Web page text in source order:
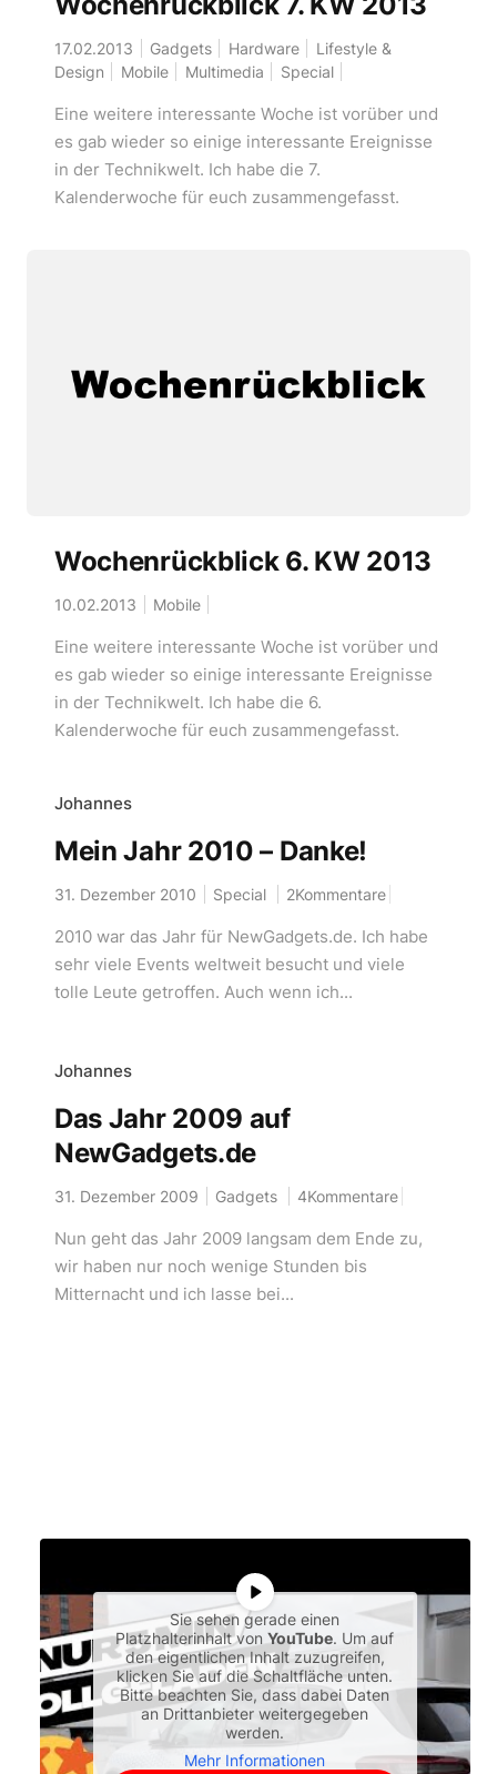
17.02.2013 Gadgets Hardware
Lifestyle &
Design
Mobile Multimedia Special
Eine weitere interessante Woche ist vorüber und
es gab wieder so einige interessante Ereignisse
in der Technikwelt. Ich habe die 7.
Kalenderwoche für euch zusammengefasst.
Wochenrückblick 6. KW 2013
10.02.2013 Mobile
Eine weitere interessante Woche ist vorüber und
es gab wieder so einige interessante Ereignisse
in der Technikwelt. Ich habe die 6.
Kalenderwoche für euch zusammengefasst.
Johannes
Mein Jahr 2010 – Danke!
31. Dezember 2010 Special 2Kommentare
2010 war das Jahr für NewGadgets.de. Ich habe
sehr viele Events weltweit besucht und viele
tolle Leute getroffen. Auch wenn ich...
Johannes
Das Jahr 2009 auf
NewGadgets.de
31. Dezember 2009 Gadgets 4Kommentare
Nun geht das Jahr 2009 langsam dem Ende zu,
wir haben nur noch wenige Stunden bis
Mitternacht und ich lasse bei...
Sie sehen gerade einen
Platzhalterinhalt vonYouTube. Um auf
den eigentlichen Inhalt zuzugreifen,
klicken Sie auf die Schaltfläche unten.
Bitte beachten Sie, dass dabei Daten
an Drittanbieter weitergegeben
werden.
Mehr Informationen